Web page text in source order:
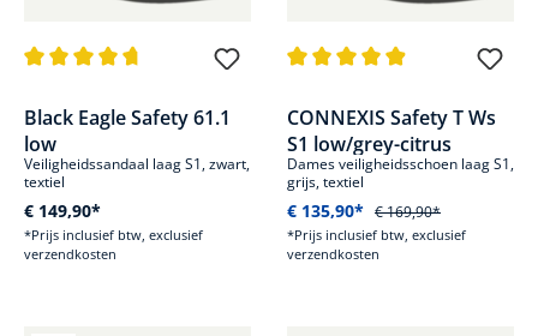
Black Eagle Safety 61.1
low
Veiligheidssandaal laag S1, zwart,
textiel
€ 149,90*
*Prijs inclusief btw, exclusief
verzendkosten
CONNEXIS Safety T Ws
S1 low/grey-citrus
Dames veiligheidsschoen laag S1,
grijs, textiel
€ 135,90* € 169,90*
*Prijs inclusief btw, exclusief
verzendkosten